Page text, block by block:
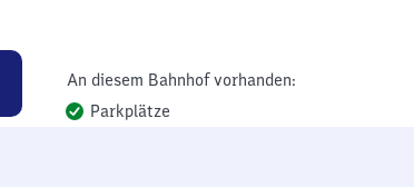
An diesem Bahnhof vorhanden:
Parkplätze